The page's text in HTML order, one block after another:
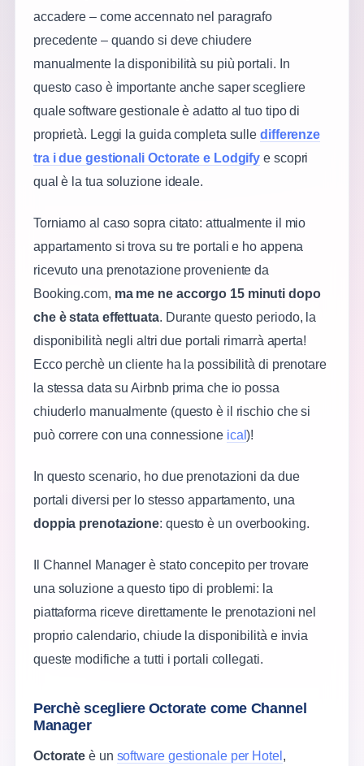
accadere – come accennato nel paragrafo
precedente – quando si deve chiudere
manualmente la disponibilità su più portali. In
questo caso è importante anche saper scegliere
quale software gestionale è adatto al tuo tipo di
proprietà. Leggi la guida completa sulle differenze
tra i due gestionali Octorate e Lodgify e scopri
qual è la tua soluzione ideale.
Torniamo al caso sopra citato: attualmente il mio
appartamento si trova su tre portali e ho appena
ricevuto una prenotazione proveniente da
Booking.com, ma me ne accorgo 15 minuti dopo
che è stata effettuata. Durante questo periodo, la
disponibilità negli altri due portali rimarrà aperta!
Ecco perchè un cliente ha la possibilità di prenotare
la stessa data su Airbnb prima che io possa
chiuderlo manualmente (questo è il rischio che si
può correre con una connessione ical )!
In questo scenario, ho due prenotazioni da due
portali diversi per lo stesso appartamento, una
doppia prenotazione: questo è un overbooking.
Il Channel Manager è stato concepito per trovare
una soluzione a questo tipo di problemi: la
piattaforma riceve direttamente le prenotazioni nel
proprio calendario, chiude la disponibilità e invia
queste modifiche a tutti i portali collegati.
Perchè scegliere Octorate come Channel
Manager
Octorate è un software gestionale per Hotel ,